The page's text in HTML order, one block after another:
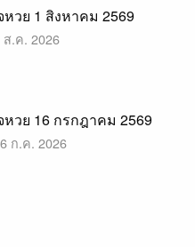
หวย 1 สิงหาคม 2569
ส.ค. 2026
หวย 16 กรกฎาคม 2569
ก.ค. 2026